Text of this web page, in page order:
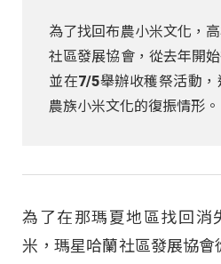
為了找回布農小米文化，
社區發展協會，從去年開
並在7/5舉辦收穫祭活動
農族小米文化的復振情形。
為了在那瑪夏地區找回消
米，瑪星哈蘭社區發展協